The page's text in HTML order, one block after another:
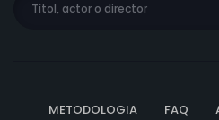
METODOLOGIA FAQ